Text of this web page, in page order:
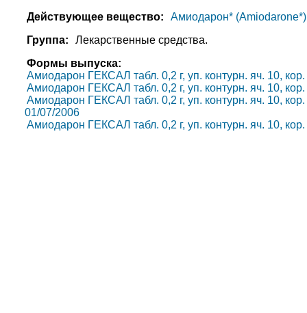
Действующее вещество:
Амиодарон* (Amiodarone*)
Группа:
Лекарственные средства.
Формы выпуска:
Амиодарон ГЕКСАЛ табл. 0,2 г, уп. контурн. яч. 10,
Амиодарон ГЕКСАЛ табл. 0,2 г, уп. контурн. яч. 10,
Амиодарон ГЕКСАЛ табл. 0,2 г, уп. контурн. яч. 10,
01/07/2006
Амиодарон ГЕКСАЛ табл. 0,2 г, уп. контурн. яч. 10,